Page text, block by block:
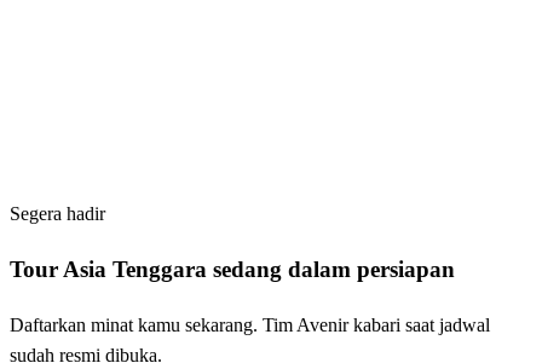
Segera hadir
Tour Asia Tenggara sedang dalam persiapan
Daftarkan minat kamu sekarang. Tim Avenir kabari saat jadwal
sudah resmi dibuka.